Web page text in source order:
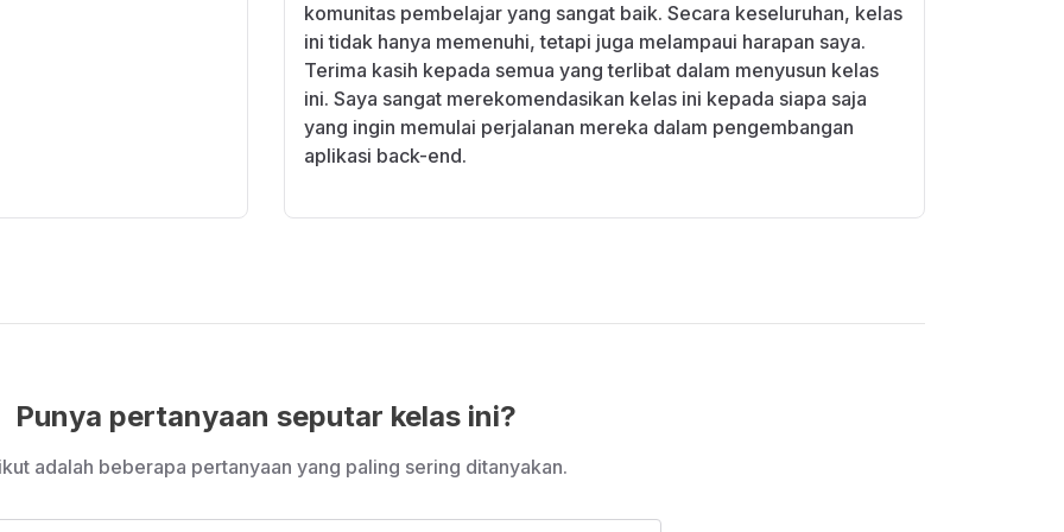
komunitas pembelajar yang sangat baik. Secara keseluruhan, kelas
ini tidak hanya memenuhi, tetapi juga melampaui harapan saya.
Terima kasih kepada semua yang terlibat dalam menyusun kelas
ini. Saya sangat merekomendasikan kelas ini kepada siapa saja
yang ingin memulai perjalanan mereka dalam pengembangan
aplikasi back-end.
Punya pertanyaan seputar kelas ini?
adalah beberapa pertanyaan yang paling sering ditanyakan.